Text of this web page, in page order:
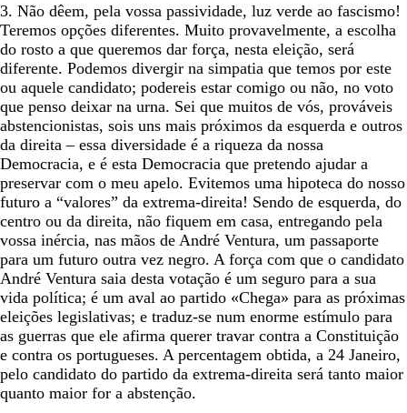
3. Não dêem, pela vossa passividade, luz verde ao fascismo!
Teremos opções diferentes. Muito provavelmente, a escolha
do rosto a que queremos dar força, nesta eleição, será
diferente. Podemos divergir na simpatia que temos por este
ou aquele candidato; podereis estar comigo ou não, no voto
que penso deixar na urna. Sei que muitos de vós, prováveis
abstencionistas, sois uns mais próximos da esquerda e outros
da direita – essa diversidade é a riqueza da nossa
Democracia, e é esta Democracia que pretendo ajudar a
preservar com o meu apelo. Evitemos uma hipoteca do nosso
futuro a “valores” da extrema-direita! Sendo de esquerda, do
centro ou da direita, não fiquem em casa, entregando pela
vossa inércia, nas mãos de André Ventura, um passaporte
para um futuro outra vez negro. A força com que o candidato
André Ventura saia desta votação é um seguro para a sua
vida política; é um aval ao partido «Chega» para as próximas
eleições legislativas; e traduz-se num enorme estímulo para
as guerras que ele afirma querer travar contra a Constituição
e contra os portugueses. A percentagem obtida, a 24 Janeiro,
pelo candidato do partido da extrema-direita será tanto maior
quanto maior for a abstenção.